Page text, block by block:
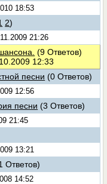
18:53
2)
21:26
(9 Ответов)
12:33
песни (0 Ответов)
12:56
песни (3 Ответов)
21:45
13:21
Ответов)
14:52